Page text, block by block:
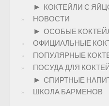
► КОКТЕЙЛИ С
НОВОСТИ
► ОСОБЫЕ
ОФИЦИАЛЬНЫЕ
ПОПУЛЯРНЫЕ
ПОСУДА ДЛЯ
► СПИРТНЫЕ
ШКОЛА БАРМЕНОВ